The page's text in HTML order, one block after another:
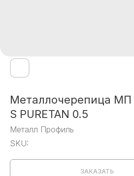
Металлочерепица
S PURETAN 0.5
Металл Профиль
SKU:
ЗАКАЗАТЬ